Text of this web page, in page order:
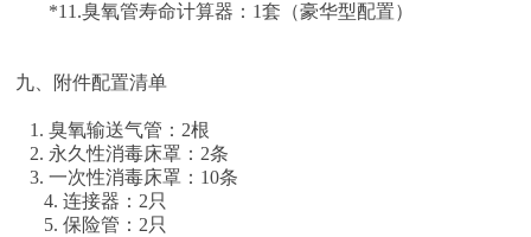
*11.臭氧管寿命计算器： 1套（豪华型配置）
九、附件配置清单
1.臭氧输送气管： 2根
2. 永久性消毒床罩： 2条
3.一次性消毒床罩： 10条
4.连接器： 2 只
5.保险管： 2 只